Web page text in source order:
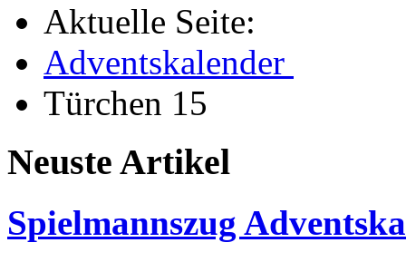
Aktuelle Seite:
Adventskalender
Türchen 15
Neuste Artikel
Spielmannszug